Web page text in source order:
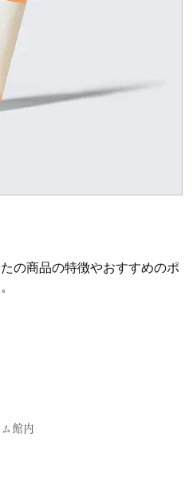
の商品の特徴やおすすめのポ
館内